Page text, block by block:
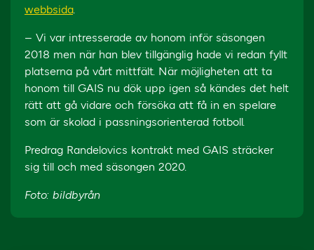
webbsida.
– Vi var intresserade av honom inför säsongen
2018 men när han blev tillgänglig hade vi redan fyllt
platserna på vårt mittfält. När möjligheten att ta
honom till GAIS nu dök upp igen så kändes det helt
rätt att gå vidare och försöka att få in en spelare
som är skolad i passningsorienterad fotboll.
Predrag Randelovics kontrakt med GAIS sträcker
sig till och med säsongen 2020.
Foto: bildbyrån